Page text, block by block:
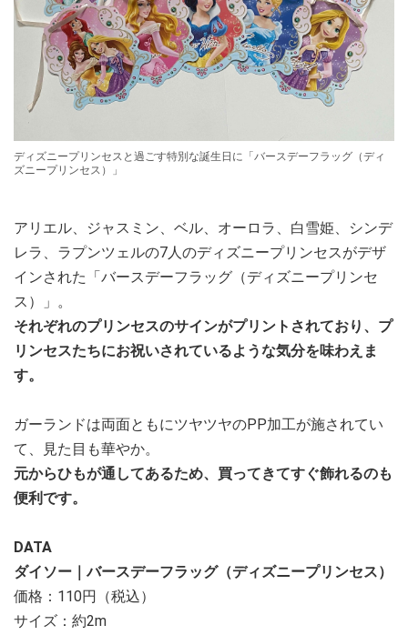
ディズニープリンセスと過ごす特別な誕生日に「バースデーフラッグ（ディ
ズニープリンセス）」
アリエル、ジャスミン、ベル、オーロラ、白雪姫、シンデ
レラ、ラプンツェルの7人のディズニープリンセスがデザ
インされた「バースデーフラッグ（ディズニープリンセ
ス）」。
それぞれのプリンセスのサインがプリントされており、プ
リンセスたちにお祝いされているような気分を味わえま
す。
ガーランドは両面ともにツヤツヤのPP加工が施されてい
て、見た目も華やか。
元からひもが通してあるため、買ってきてすぐ飾れるのも
便利です。
DATA
ダイソー｜バースデーフラッグ（ディズニープリンセス）
価格：110円（税込）
サイズ：約2m